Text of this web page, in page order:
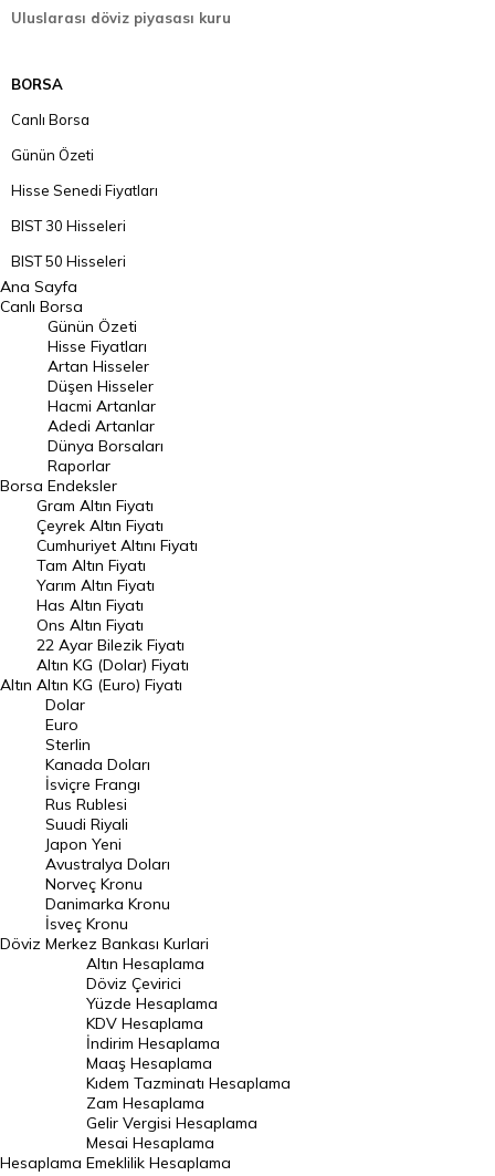
Uluslarası döviz piyasası kuru
BORSA
Canlı Borsa
Günün Özeti
Hisse Senedi Fiyatları
BIST 30 Hisseleri
BIST 50 Hisseleri
BIST 100 Hisseleri
En Çok Artan Hisseler
En Çok Düşen Hisseler
Hacmi Artanlar
Geçmiş Kapanışlar
Dünya Borsaları
Raporlar
Endeksler
DÖVİZ
Döviz Kuru
Dolar Kuru
Euro Kuru
Pound Kuru
Frank Kuru
Riyal Kuru
Avustralya Doları
Danimarka Kronu Kuru
Kanada Doları Kuru
Norveç Kronu Kuru
İsveç Kronu Kuru
Japon Yeni Kuru
Serbest Piyasa Döviz Kurları
Merkez Bankası Döviz Kurları
Altın Fiyatları
Ana Sayfa
Canlı Borsa
Borsa
Günün Özeti
Hisse Fiyatları
Artan Hisseler
Düşen Hisseler
Hacmi Artanlar
Adedi Artanlar
Dünya Borsaları
Raporlar
Endeksler
Altın
Gram Altın Fiyatı
Çeyrek Altın Fiyatı
Cumhuriyet Altını Fiyatı
Tam Altın Fiyatı
Yarım Altın Fiyatı
Has Altın Fiyatı
Ons Altın Fiyatı
22 Ayar Bilezik Fiyatı
Altın KG (Dolar) Fiyatı
Altın KG (Euro) Fiyatı
Döviz
Dolar
Euro
Sterlin
Kanada Doları
İsviçre Frangı
Rus Rublesi
Suudi Riyali
Japon Yeni
Avustralya Doları
Norveç Kronu
Danimarka Kronu
İsveç Kronu
Merkez Bankası Kurlari
Hesaplama
Altın Hesaplama
Döviz Çevirici
Yüzde Hesaplama
KDV Hesaplama
İndirim Hesaplama
Maaş Hesaplama
Kıdem Tazminatı Hesaplama
Zam Hesaplama
Gelir Vergisi Hesaplama
Mesai Hesaplama
Emeklilik Hesaplama